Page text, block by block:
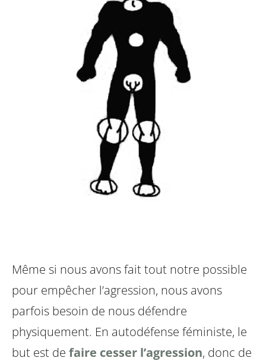
Même si nous avons fait tout notre possible
pour empêcher l’agression, nous avons
parfois besoin de nous défendre
physiquement. En autodéfense féministe, le
but est de faire cesser l’agression, donc de